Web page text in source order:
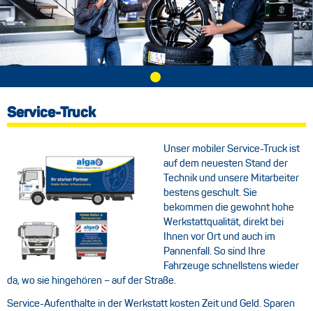
Service-Truck
Unser mobiler Service-Truck ist
auf dem neuesten Stand der
Technik und unsere Mitarbeiter
bestens geschult. Sie
bekommen die gewohnt hohe
Werkstattqualität, direkt bei
Ihnen vor Ort und auch im
Pannenfall. So sind Ihre
Fahrzeuge schnellstens wieder
da, wo sie hingehören – auf der Straße.
Service-Aufenthalte in der Werkstatt kosten Zeit und Geld. Sparen